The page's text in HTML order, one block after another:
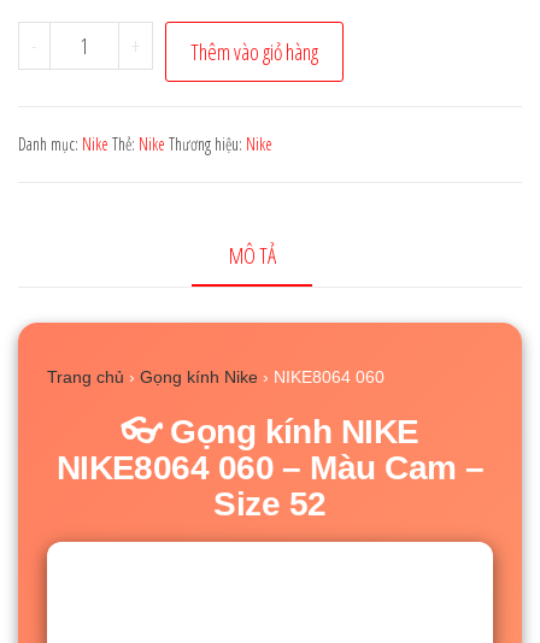
là:
3.100.000 ₫.
tại
là:
2.480.000 ₫.
-
Gọng
kính
NIKE8064
+ Thêm vào giỏ hàng
Danh mục: Nike Thẻ: Nike Thương hiệu: Nike
MÔ TẢ
Trang chủ › Gọng kính Nike › NIKE8064 060
👓 Gọng kính NIKE
NIKE8064 060 – Màu Cam –
Size 52